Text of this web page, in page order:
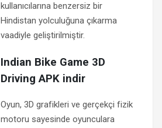
kullanıcılarına benzersiz bir
Hindistan yolculuğuna çıkarma
vaadiyle geliştirilmiştir.
Indian Bike Game 3D
Driving APK indir
Oyun, 3D grafikleri ve gerçekçi fizik
motoru sayesinde oyunculara